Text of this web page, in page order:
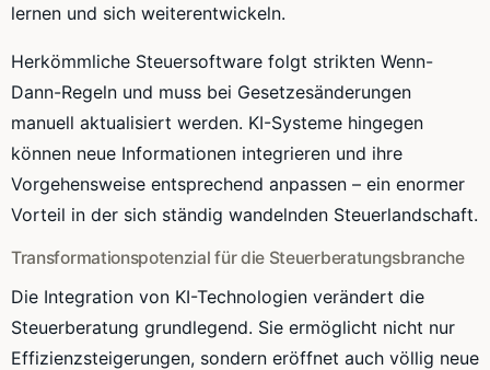
lernen und sich weiterentwickeln.
Herkömmliche Steuersoftware folgt strikten Wenn-
Dann-Regeln und muss bei Gesetzesänderungen
manuell aktualisiert werden. KI-Systeme hingegen
können neue Informationen integrieren und ihre
Vorgehensweise entsprechend anpassen – ein enormer
Vorteil in der sich ständig wandelnden Steuerlandschaft.
Transformationspotenzial für die Steuerberatungsbranche
Die Integration von KI-Technologien verändert die
Steuerberatung grundlegend. Sie ermöglicht nicht nur
Effizienzsteigerungen, sondern eröffnet auch völlig neue